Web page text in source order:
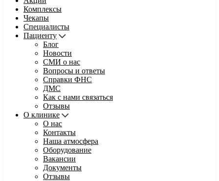
Комплексы
Чекапы
Специалисты
Пациенту
Блог
Новости
СМИ о нас
Вопросы и ответы
Справки ФНС
ДМС
Как с нами связаться
Отзывы
О клинике
О нас
Контакты
Наша атмосфера
Оборудование
Вакансии
Документы
Отзывы